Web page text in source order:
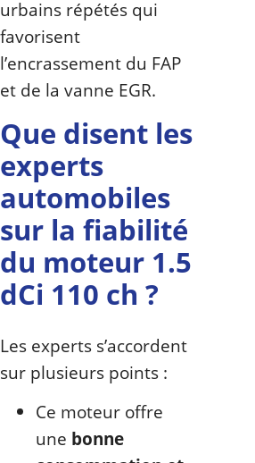
urbains répétés qui
favorisent
l’encrassement du FAP
et de la vanne EGR.
Que disent les
experts
automobiles
sur la fiabilité
du moteur 1.5
dCi 110 ch ?
Les experts s’accordent
sur plusieurs points :
Ce moteur offre
une bonne